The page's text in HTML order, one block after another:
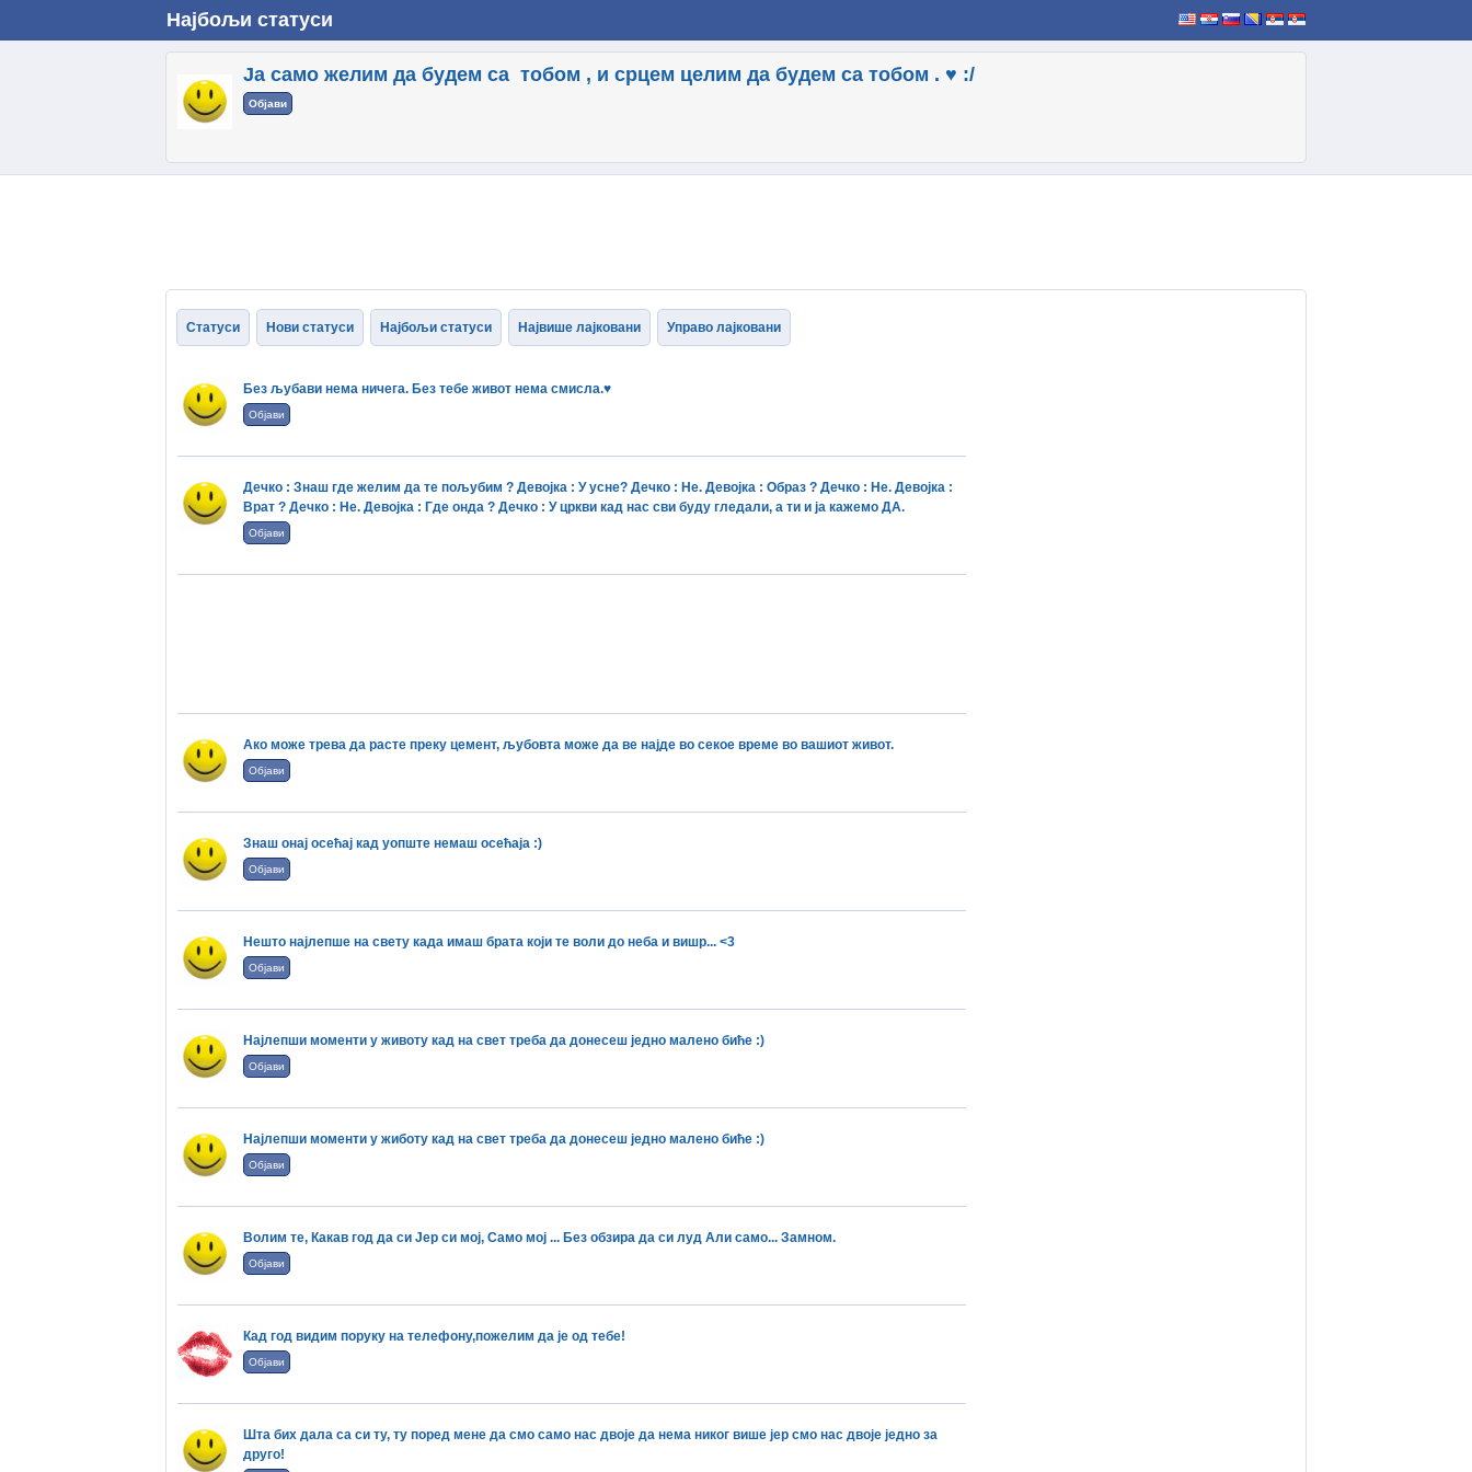
Најбољи статуси
Ја само желим да будем са тобом , и срцем целим да будем са тобом . ♥ :/
Објави
Статуси Нови статуси Најбољи статуси Највише лајковани Управо лајковани
Без љубави нема ничега. Без тебе живот нема смисла.♥
Објави
Дечко : Знаш где желим да те пољубим ? Девојка : У усне? Дечко : Не. Девојка : Образ ? Дечко : Не. Девојка :
Врат ? Дечко : Не. Девојка : Где онда ? Дечко : У цркви кад нас сви буду гледали, а ти и ја кажемо ДА.
Објави
Ако може трева да расте преку цемент, љубовта може да ве најде во секое време во вашиот живот.
Објави
Знаш онај осећај кад уопште немаш осећаја :)
Објави
Нешто најлепше на свету када имаш брата који те воли до неба и вишр... <3
Објави
Најлепши моменти у животу кад на свет треба да донесеш једно малено биће :)
Објави
Најлепши моменти у жиботу кад на свет треба да донесеш једно малено биће :)
Објави
Волим те, Какав год да си Јер си мој, Само мој ... Без обзира да си луд Али само... Замном.
Објави
Кад год видим поруку на телефону,пожелим да је од тебе!
Објави
Шта бих дала са си ту, ту поред мене да смо само нас двоје да нема никог више јер смо нас двоје једно за
друго!